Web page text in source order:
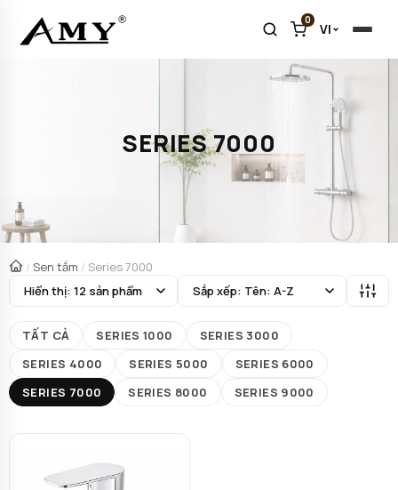
0
VI
SERIES 7000
/ Sen tắm / Series 7000
TẤT CẢ SERIES 1000
SERIES 3000
SERIES 4000
SERIES 5000
SERIES 6000
SERIES 7000
SERIES 8000 SERIES 9000